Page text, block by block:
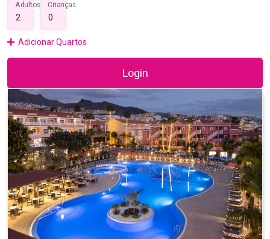
Adultos Crianças
Adicionar Quartos
Login